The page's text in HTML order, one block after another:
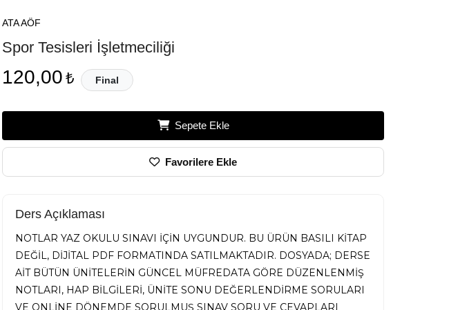
ATA AÖF
Spor Tesisleri İşletmeciliği
120,00 ₺ Final
Sepete Ekle
Favorilere Ekle
Ders Açıklaması
NOTLAR YAZ OKULU SINAVI İÇİN UYGUNDUR. BU ÜRÜN BASILI KİTAP
DEĞİL, DİJİTAL PDF FORMATINDA SATILMAKTADIR. DOSYADA; DERSE
AİT BÜTÜN ÜNİTELERİN GÜNCEL MÜFREDATA GÖRE DÜZENLENMİŞ
NOTLARI, HAP BİLGİLERİ, ÜNİTE SONU DEĞERLENDİRME SORULARI